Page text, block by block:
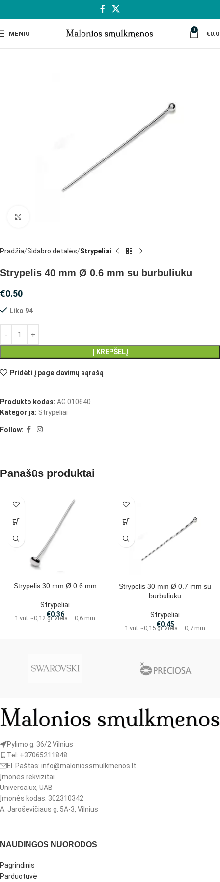
MENIU
0
€
Pradžia Sidabro detalės Strypeliai
Strypelis 40 mm Ø 0.6 mm su burbuliuku
€0.50
Liko 94
Į KREPŠELĮ
Pridėti į pageidavimų sąrašą
Produkto kodas: AG 010640
Kategorija: Strypeliai
Follow:
Panašūs produktai
Strypelis 30 mm Ø 0.6 mm
Strypeliai
€0.36
1 vnt ~0,12 gr Viela – 0,6 mm
Strypelis 30 mm Ø 0.7 mm su
burbuliuku
Strypeliai
€0.45
1 vnt ~0,15 gr Viela – 0,7 mm
Pylimo g. 36/2 Vilnius
Tel: +37065211848
El. Paštas: info@maloniossmulkmenos.lt
Įmonės rekvizitai:
Universalux, UAB
Įmonės kodas: 302310342
A. Jaroševičiaus g. 5A-3, Vilnius
NAUDINGOS NUORODOS
Pagrindinis
Parduotuvė